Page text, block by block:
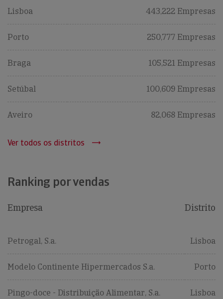
Lisboa 443,222 Empresas
Porto 250,777 Empresas
Braga 105,521 Empresas
Setúbal 100,609 Empresas
Aveiro 82,068 Empresas
Ver todos os distritos
Ranking por vendas
Empresa Distrito
Petrogal, S.a. Lisboa
Modelo Continente Hipermercados S.a. Porto
Pingo-doce - Distribuição Alimentar, S.a. Lisboa